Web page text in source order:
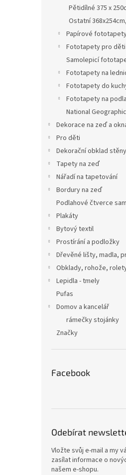
Pětidílné 375 x
Ostatní
Papírové
Fototapety pro děti
Samolepicí
Fototapety na
Fototapety do
Fototapety na
National
Dekorace na zeď a
Pro děti
Dekorační obklad stěny
Tapety na zeď
Nářadí na tapetování
Bordury na zeď
Podlahové čtverce
Plakáty
Bytový textil
Prostírání a podložky
Dřevěné lišty, madla,
Obklady, rohože,
Lepidla - tmely
Pufas
Domov a kancelář
rámečky stojánky
Značky
Facebook
Odebírat
Vložte svůj e-mail a my
zasílat informace o
našem e-shopu.